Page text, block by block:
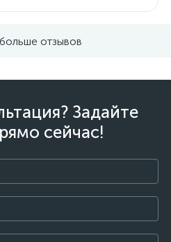
отзывов
Задайте
сейчас!